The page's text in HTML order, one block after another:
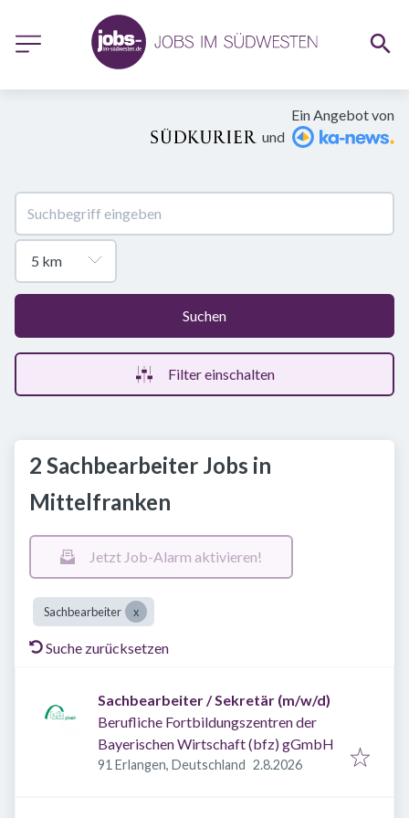
Ein Angebot von
und
Suchen
Filter einschalten
2 Sachbearbeiter Jobs in
Mittelfranken
Jetzt Job-Alarm aktivieren!
Sachbearbeiter
Suche zurücksetzen
Sachbearbeiter / Sekretär (m/w/d)
Berufliche Fortbildungszentren der
Bayerischen Wirtschaft (bfz) gGmbH
91 Erlangen, Deutschland Veröffentlicht
2.8.2026